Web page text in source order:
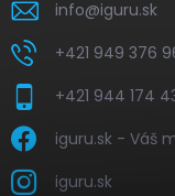
info@iguru.sk
+421 949 376
+421 944 174
iguru.sk - Váš
iguru.sk